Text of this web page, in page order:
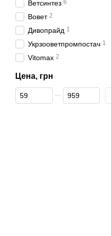
Ветсинтез 6
Вовет 2
Дивопрайд 1
Укрзооветпромпостач 1
Vitomax 2
Цена, грн
От Цена, грн
До Цена, грн